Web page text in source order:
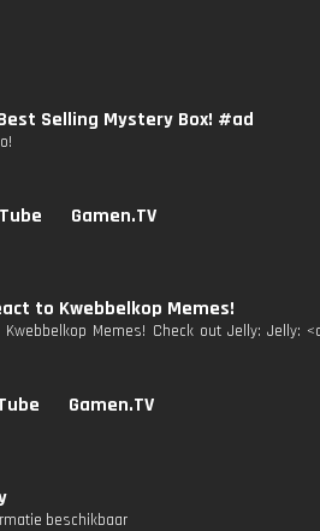
Selling Mystery Box! #ad
Gamen.TV
to Kwebbelkop Memes!
Memes! Check out Jelly: Jelly:
Gamen.TV
beschikbaar